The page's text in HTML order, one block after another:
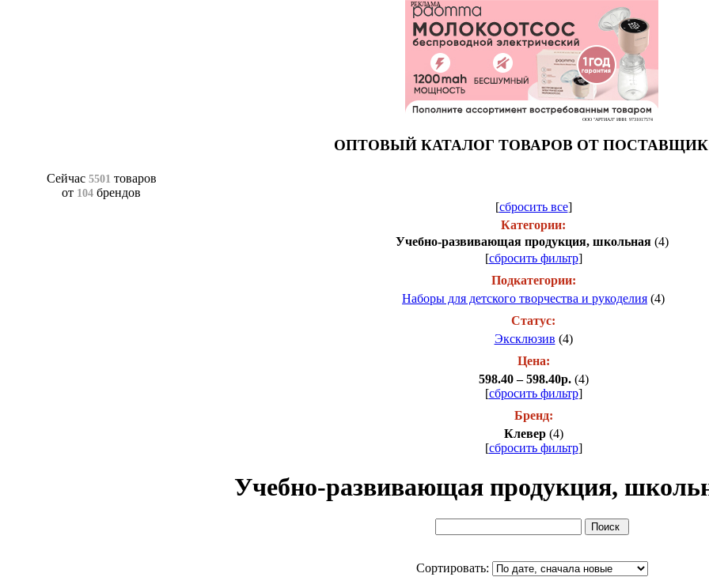
РЕКЛАМА
ООО "АРТИАЛ" ИНН: 9731017574
ОПТОВЫЙ КАТАЛОГ ТОВАРОВ ОТ
Сейчас 5501 товаров
от 104 брендов
[сбросить все]
Категории:
Учебно-развивающая продукция, школьная (4)
[сбросить фильтр]
Подкатегории:
Наборы для детского творчества и рукоделия (4)
Статус:
Эксклюзив (4)
Цена:
598.40 – 598.40р. (4)
[сбросить фильтр]
Бренд:
Клевер (4)
[сбросить фильтр]
Учебно-развивающая продукция,
Сортировать: